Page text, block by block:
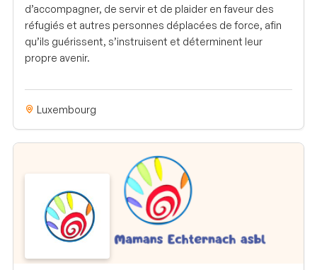
d’accompagner, de servir et de plaider en faveur des
réfugiés et autres personnes déplacées de force, afin
qu’ils guérissent, s’instruisent et déterminent leur
propre avenir.
Luxembourg